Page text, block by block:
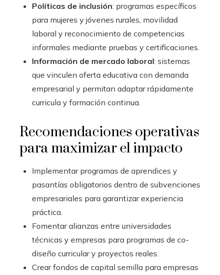
Políticas de inclusión: programas específicos
para mujeres y jóvenes rurales, movilidad
laboral y reconocimiento de competencias
informales mediante pruebas y certificaciones.
Información de mercado laboral: sistemas
que vinculen oferta educativa con demanda
empresarial y permitan adaptar rápidamente
curricula y formación continua.
Recomendaciones operativas
para maximizar el impacto
Implementar programas de aprendices y
pasantías obligatorios dentro de subvenciones
empresariales para garantizar experiencia
práctica.
Fomentar alianzas entre universidades
técnicas y empresas para programas de co-
diseño curricular y proyectos reales.
Crear fondos de capital semilla para empresas